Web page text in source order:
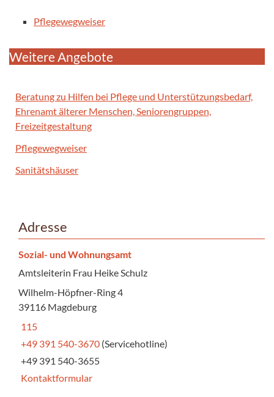
Pflegewegweiser
Weitere Angebote
Beratung zu Hilfen bei Pflege und Unterstützungsbedarf,
Ehrenamt älterer Menschen, Seniorengruppen,
Freizeitgestaltung
Pflegewegweiser
Sanitätshäuser
Adresse
Sozial- und Wohnungsamt
Amtsleiterin Frau Heike Schulz
Wilhelm-Höpfner-Ring 4
39116 Magdeburg
115
+49 391 540-3670 (Servicehotline)
+49 391 540-3655
Kontaktformular